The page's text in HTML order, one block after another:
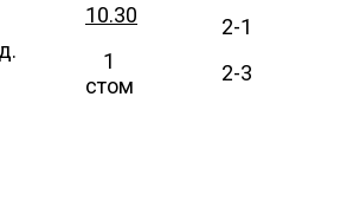
10.30
1
стом
2-1
2-3